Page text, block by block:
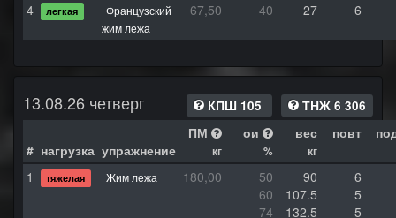
4 легкая
Французский
жим лежа
67,50 40 27 6
13.08.26 четверг КПШ 105 ТНЖ 6 306
# нагрузка упражнение
ПМ
кг
ои
%
вес
кг
повт
1 тяжелая Жим лежа 180,00 50 90
6
60
107.5
5
74
132.5
5